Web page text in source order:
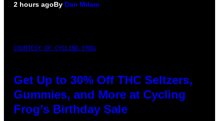
2 hours agoBy Dan Milam
COURTESY OF CYCLING FROG
Get Up to 30% Off THC Seltzers,
Gummies, and More at Cycling
Frog’s Birthday Sale